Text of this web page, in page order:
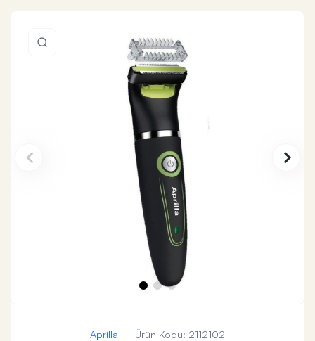
Aprilla Ürün Kodu: 2112102